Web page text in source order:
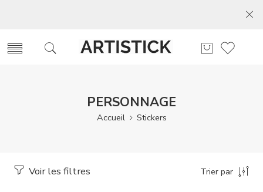
PERSONNAGE
Accueil Stickers
Voir les filtres Trier par